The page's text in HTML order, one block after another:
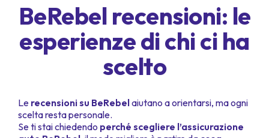
BeRebel recensioni: le
esperienze di chi ci ha
scelto
Le recensioni su BeRebelaiutano a orientarsi, ma ogni
scelta resta personale.
Se ti stai chiedendo perché scegliere l’assicurazione